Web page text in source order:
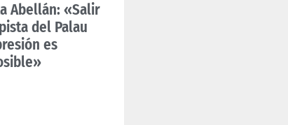
Abellán: «Salir
del Palau
es